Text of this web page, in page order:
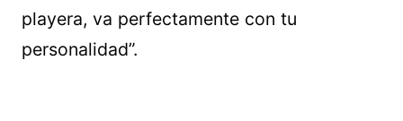
playera, va perfectamente con tu
personalidad”.